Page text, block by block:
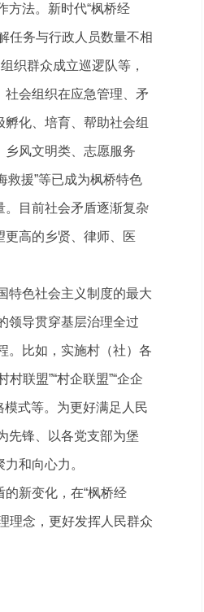
方法。新时代“枫桥经
任务与行政人员数量不相
织群众成立巡逻队等，
会组织在应急管理、矛
化、培育、帮助社会组
风文明类、志愿服务
救援”等已成为枫桥特色
。目前社会矛盾逐渐复杂
高的乡贤、律师、医
特色社会主义制度的最大
领导贯穿基层治理全过
。比如，实施村（社）各
联盟”“村企联盟”“企企
模式等。为更好满足人民
先锋、以各党支部为堡
和向心力。
新变化，在“枫桥经
理念，更好发挥人民群众